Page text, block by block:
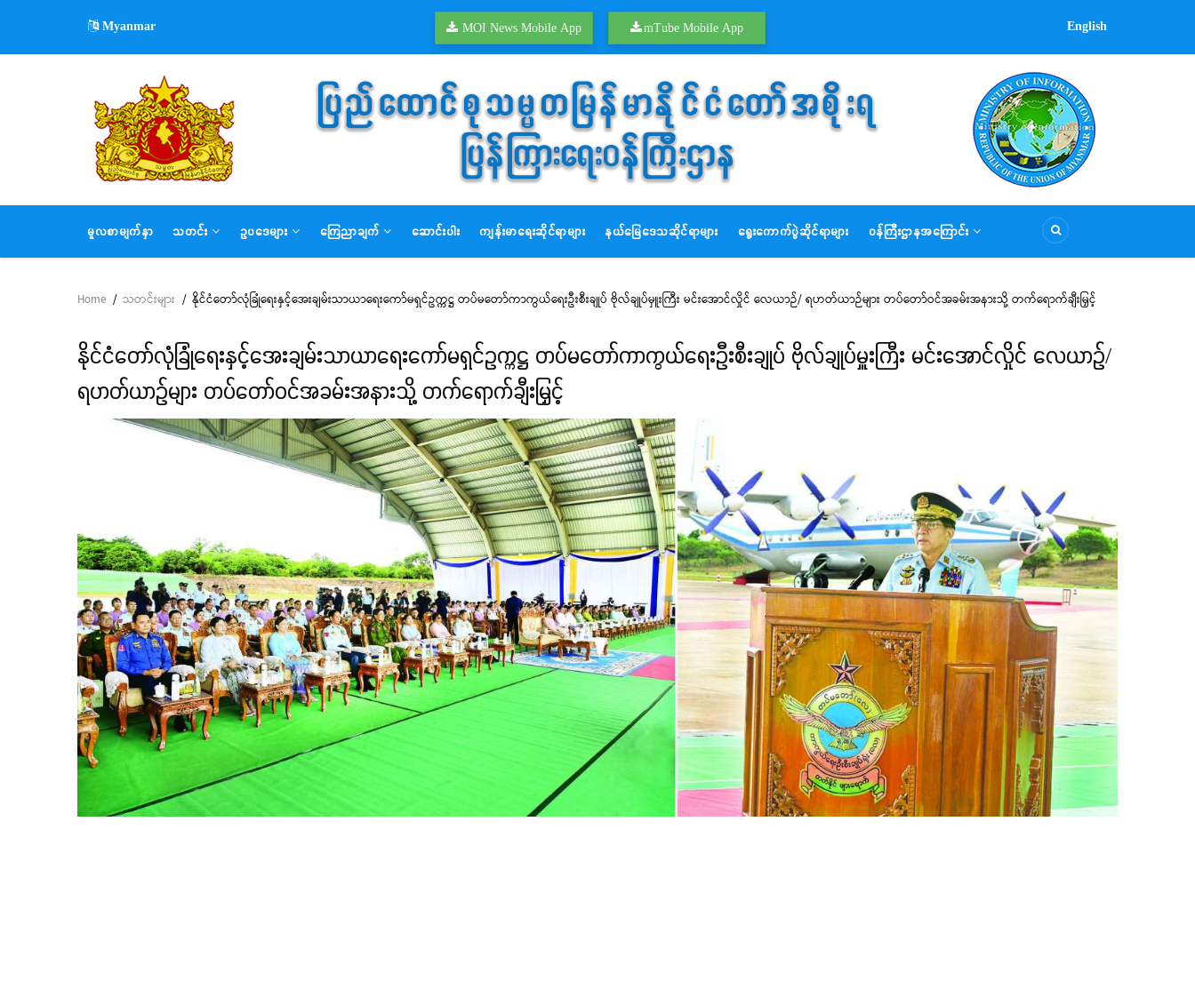
main
Myanmar MOI News Mobile App mTube Mobile App English
MAIN
NAVIGATION
မူလစာမျက်နှာ သတင်း ဥပဒေများ ကြေညာချက် ဆောင်းပါး ကျန်းမာရေးဆိုင်ရာများ နယ်မြေဒေသဆိုင်ရာများ ရွေးကောက်ပွဲဆိုင်ရာများ ဝန်ကြီးဌာနအကြောင်း
Breadcrumb
Home / သတင်းများ / နိုင်ငံတော်လုံခြုံရေးနှင့်အေးချမ်းသာယာရေးကော်မရှင်ဥက္ကဋ္ဌ တပ်မတော်ကာကွယ်ရေးဦးစီးချုပ် ဗိုလ်ချုပ်မှူးကြီး မင်းအောင်လှိုင် လေယာဉ်/ ရဟတ်ယာဉ်များ တပ်တော်ဝင်အခမ်းအနားသို့ တက်ရောက်ချီးမြှင့်
နိုင်ငံတော်လုံခြုံရေးနှင့်အေးချမ်းသာယာရေးကော်မရှင်ဥက္ကဋ္ဌ တပ်မတော်ကာကွယ်ရေးဦးစီးချုပ် ဗိုလ်ချုပ်မှူးကြီး မင်းအောင်လှိုင် လေယာဉ်/
ရဟတ်ယာဉ်များ တပ်တော်ဝင်အခမ်းအနားသို့ တက်ရောက်ချီးမြှင့်